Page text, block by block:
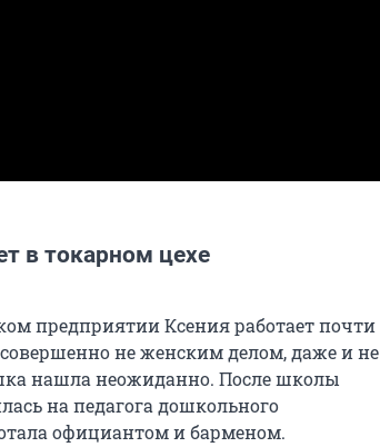
в токарном цехе
предприятии Ксения работает почти
не женским делом, даже и не
нашла неожиданно. После школы
на педагога дошкольного
официантом и барменом.